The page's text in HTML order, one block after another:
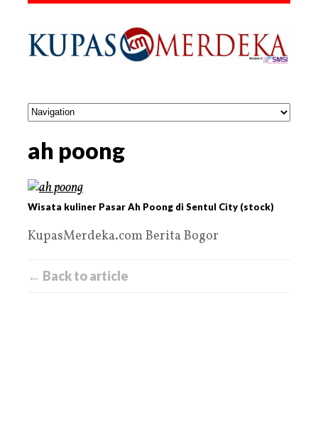
ah poong
Wisata kuliner Pasar Ah Poong di Sentul City (stock)
KupasMerdeka.com Berita Bogor
← Back to article